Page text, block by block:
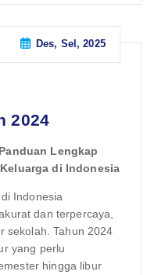
Des, Sel, 2025
2024
Lengkap
di Indonesia
Indonesia
dan terpercaya,
sekolah. Tahun 2024
yang perlu
hingga libur